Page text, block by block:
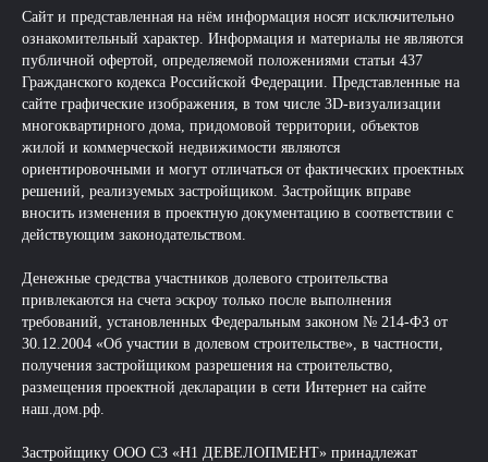
Сайт и представленная на нём информация носят исключительно
ознакомительный характер. Информация и материалы не являются
публичной офертой, определяемой положениями статьи 437
Гражданского кодекса Российской Федерации. Представленные на
сайте графические изображения, в том числе 3D-визуализации
многоквартирного дома, придомовой территории, объектов
жилой и коммерческой недвижимости являются
ориентировочными и могут отличаться от фактических проектных
решений, реализуемых застройщиком. Застройщик вправе
вносить изменения в проектную документацию в соответствии с
действующим законодательством.
Денежные средства участников долевого строительства
привлекаются на счета эскроу только после выполнения
требований, установленных Федеральным законом № 214-ФЗ от
30.12.2004 «Об участии в долевом строительстве», в частности,
получения застройщиком разрешения на строительство,
размещения проектной декларации в сети Интернет на сайте
наш.дом.рф.
Застройщику ООО СЗ «Н1 ДЕВЕЛОПМЕНТ» принадлежат